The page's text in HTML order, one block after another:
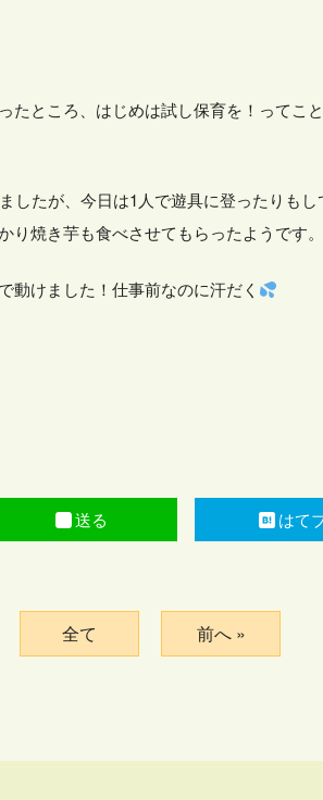
ところ、はじめは試し保育を！ってこ
したが、今日は1人で遊具に登ったりも
焼き芋も食べさせてもらったようです。
動けました！仕事前なのに汗だく
送る はて
全て 前へ »